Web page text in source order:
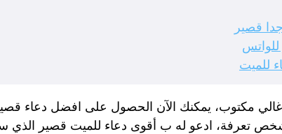
قصير
للميت
مكتوب، يمكنك الآن الحصول على افضل دعاء
تعرفة، ادعو له ب أقوى دعاء للميت قصير الذي